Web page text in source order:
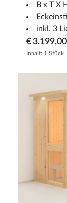
B x T X
inkl. 3
€ 3.199,00
Inhalt: 1 Stück